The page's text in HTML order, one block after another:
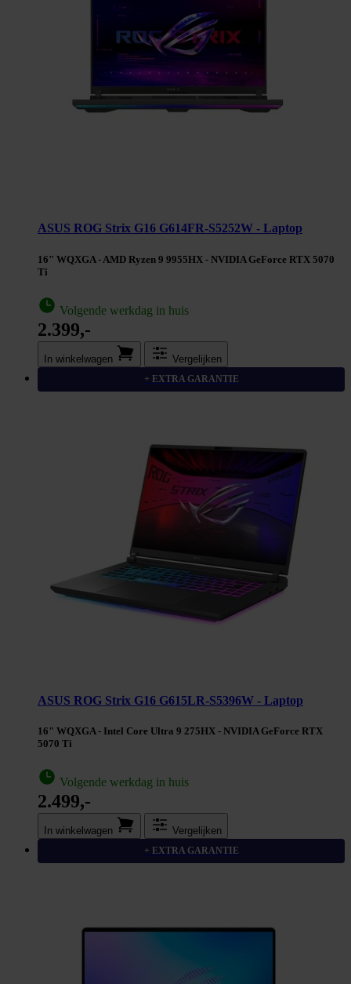
ASUS ROG Strix G16 G614FR-S5252W - Laptop
16" WQXGA - AMD Ryzen 9 9955HX - NVIDIA GeForce RTX 5070
Ti
Volgende werkdag in huis
2.399,-
In winkel­wagen Vergelijken
+ EXTRA GARANTIE
ASUS ROG Strix G16 G615LR-S5396W - Laptop
16" WQXGA - Intel Core Ultra 9 275HX - NVIDIA GeForce RTX
5070 Ti
Volgende werkdag in huis
2.499,-
In winkel­wagen Vergelijken
+ EXTRA GARANTIE